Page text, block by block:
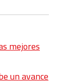
mejores
un avance